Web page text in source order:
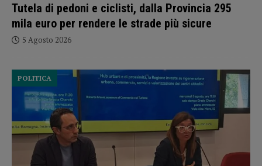
Tutela di pedoni e ciclisti, dalla Provincia 295
mila euro per rendere le strade più sicure
5 Agosto 2026
POLITICA